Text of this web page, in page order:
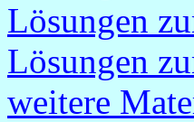
Lösungen
Lösungen
weitere